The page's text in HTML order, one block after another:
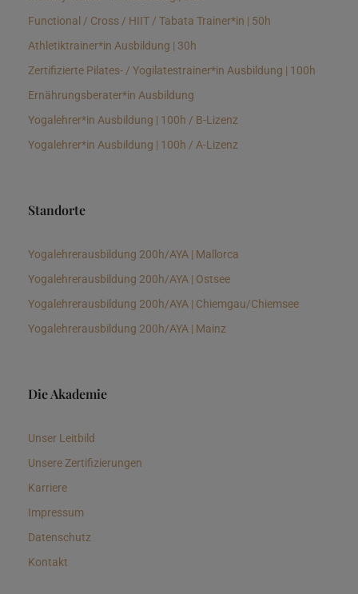
Functional / Cross / HIIT / Tabata Trainer*in | 50h
Athletiktrainer*in Ausbildung | 30h
Zertifizierte Pilates- / Yogilatestrainer*in Ausbildung | 100h
Ernährungsberater*in Ausbildung
Yogalehrer*in Ausbildung | 100h / B-Lizenz
Yogalehrer*in Ausbildung | 100h / A-Lizenz
Standorte
Yogalehrerausbildung 200h/AYA | Mallorca
Yogalehrerausbildung 200h/AYA | Ostsee
Yogalehrerausbildung 200h/AYA | Chiemgau/Chiemsee
Yogalehrerausbildung 200h/AYA | Mainz
Die Akademie
Unser Leitbild
Unsere Zertifizierungen
Karriere
Impressum
Datenschutz
Kontakt